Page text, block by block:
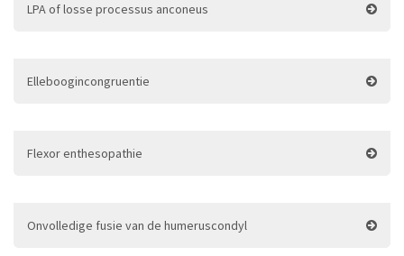
LPA of losse processus anconeus
Elleboogincongruentie
Flexor enthesopathie
Onvolledige fusie van de humeruscondyl